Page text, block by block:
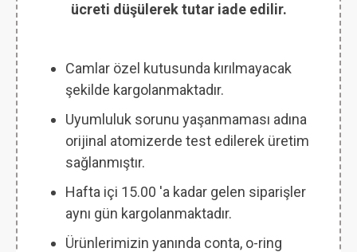
ücreti düşülerek tutar iade edilir.
Camlar özel kutusunda kırılmayacak
şekilde kargolanmaktadır.
Uyumluluk sorunu yaşanmaması adına
orijinal atomizerde test edilerek üretim
sağlanmıştır.
Hafta içi 15.00 'a kadar gelen siparişler
aynı gün kargolanmaktadır.
Ürünlerimizin yanında conta, o-ring